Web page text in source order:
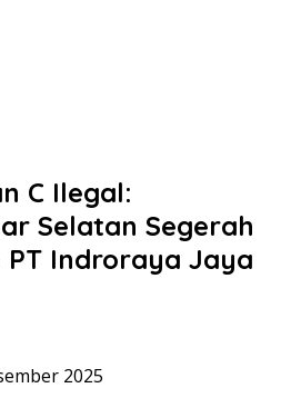
C Ilegal:
Selatan Segerah
PT Indroraya Jaya
2025